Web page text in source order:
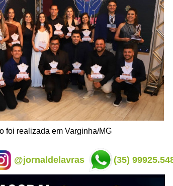
foi realizada em Varginha/MG
@jornaldelavras (35)